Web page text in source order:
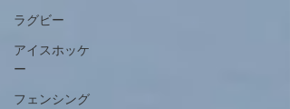
ラグビー
アイスホッケ
ー
フェンシング